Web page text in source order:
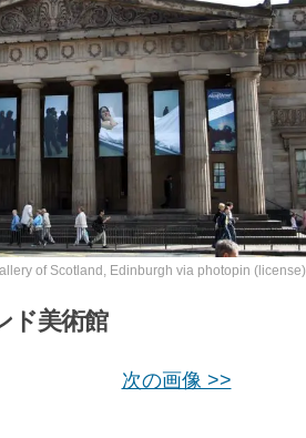
of Scotland, Edinburgh via photopin (license)
ド美術館
次の画像 >>